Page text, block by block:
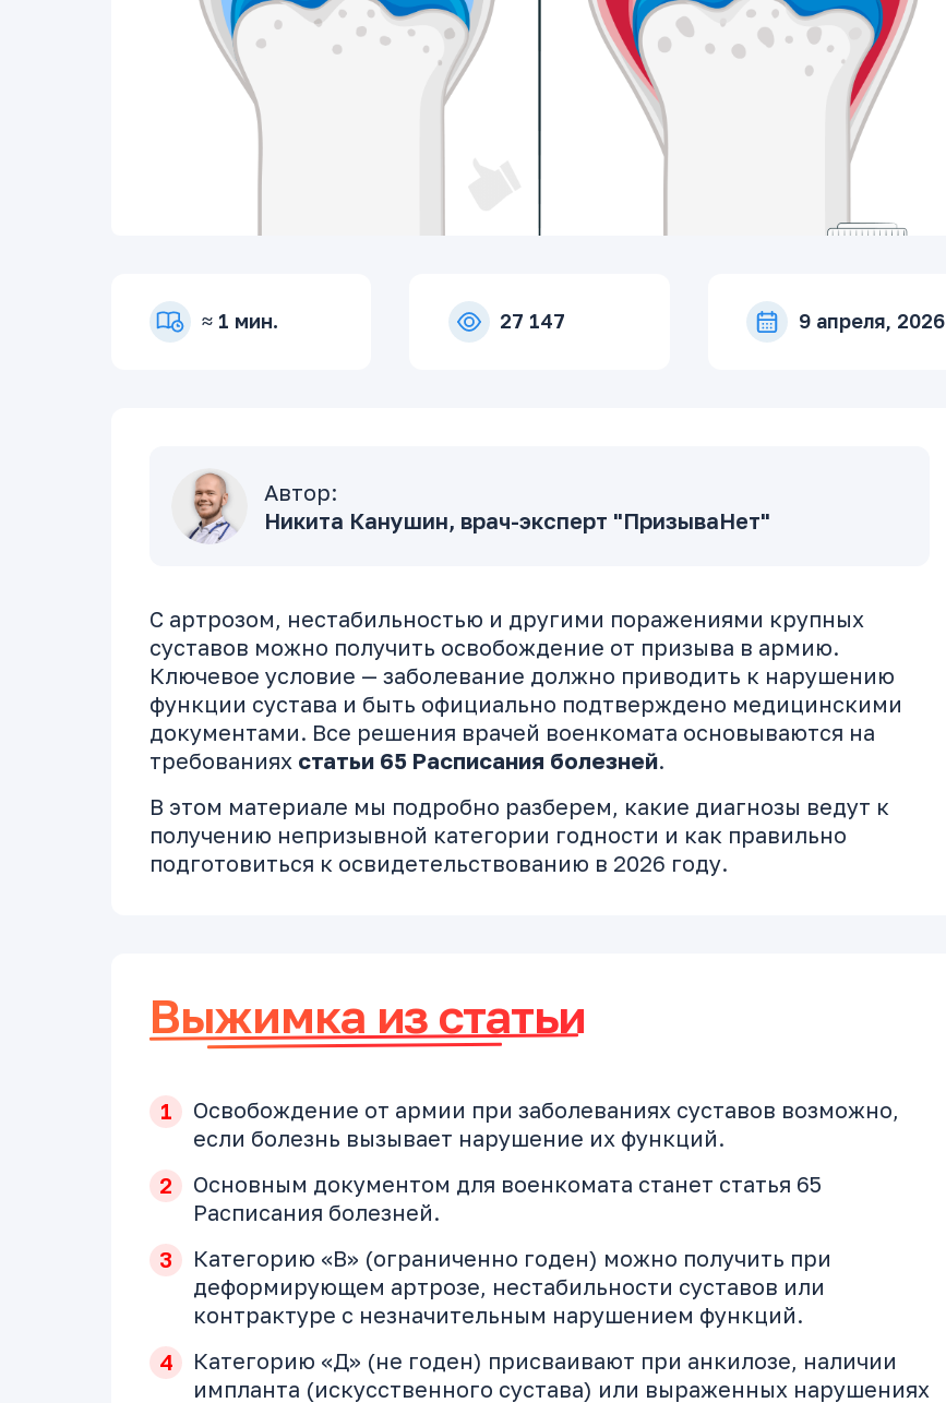
≈ 1 мин. 27 147 9 апреля, 2026
Автор:
Никита Канушин, врач-эксперт "ПризываНет"
С артрозом, нестабильностью и другими поражениями крупных
суставов можно получить освобождение от призыва в армию.
Ключевое условие — заболевание должно приводить к нарушению
функции сустава и быть официально подтверждено медицинскими
документами. Все решения врачей военкомата основываются на
требованиях статьи 65 Расписания болезней.
В этом материале мы подробно разберем, какие диагнозы ведут к
получению непризывной категории годности и как правильно
подготовиться к освидетельствованию в 2026 году.
Выжимка из статьи
Освобождение от армии при заболеваниях суставов возможно,
если болезнь вызывает нарушение их функций.
Основным документом для военкомата станет статья 65
Расписания болезней.
Категорию «В» (ограниченно годен) можно получить при
деформирующем артрозе, нестабильности суставов или
контрактуре с незначительным нарушением функций.
Категорию «Д» (не годен) присваивают при анкилозе, наличии
импланта (искусственного сустава) или выраженных нарушениях